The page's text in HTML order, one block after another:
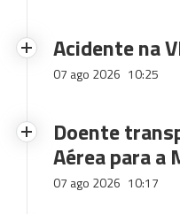
Acidente na
07 ago 2026 10:25
Doente
Aérea para a
07 ago 2026 10:17